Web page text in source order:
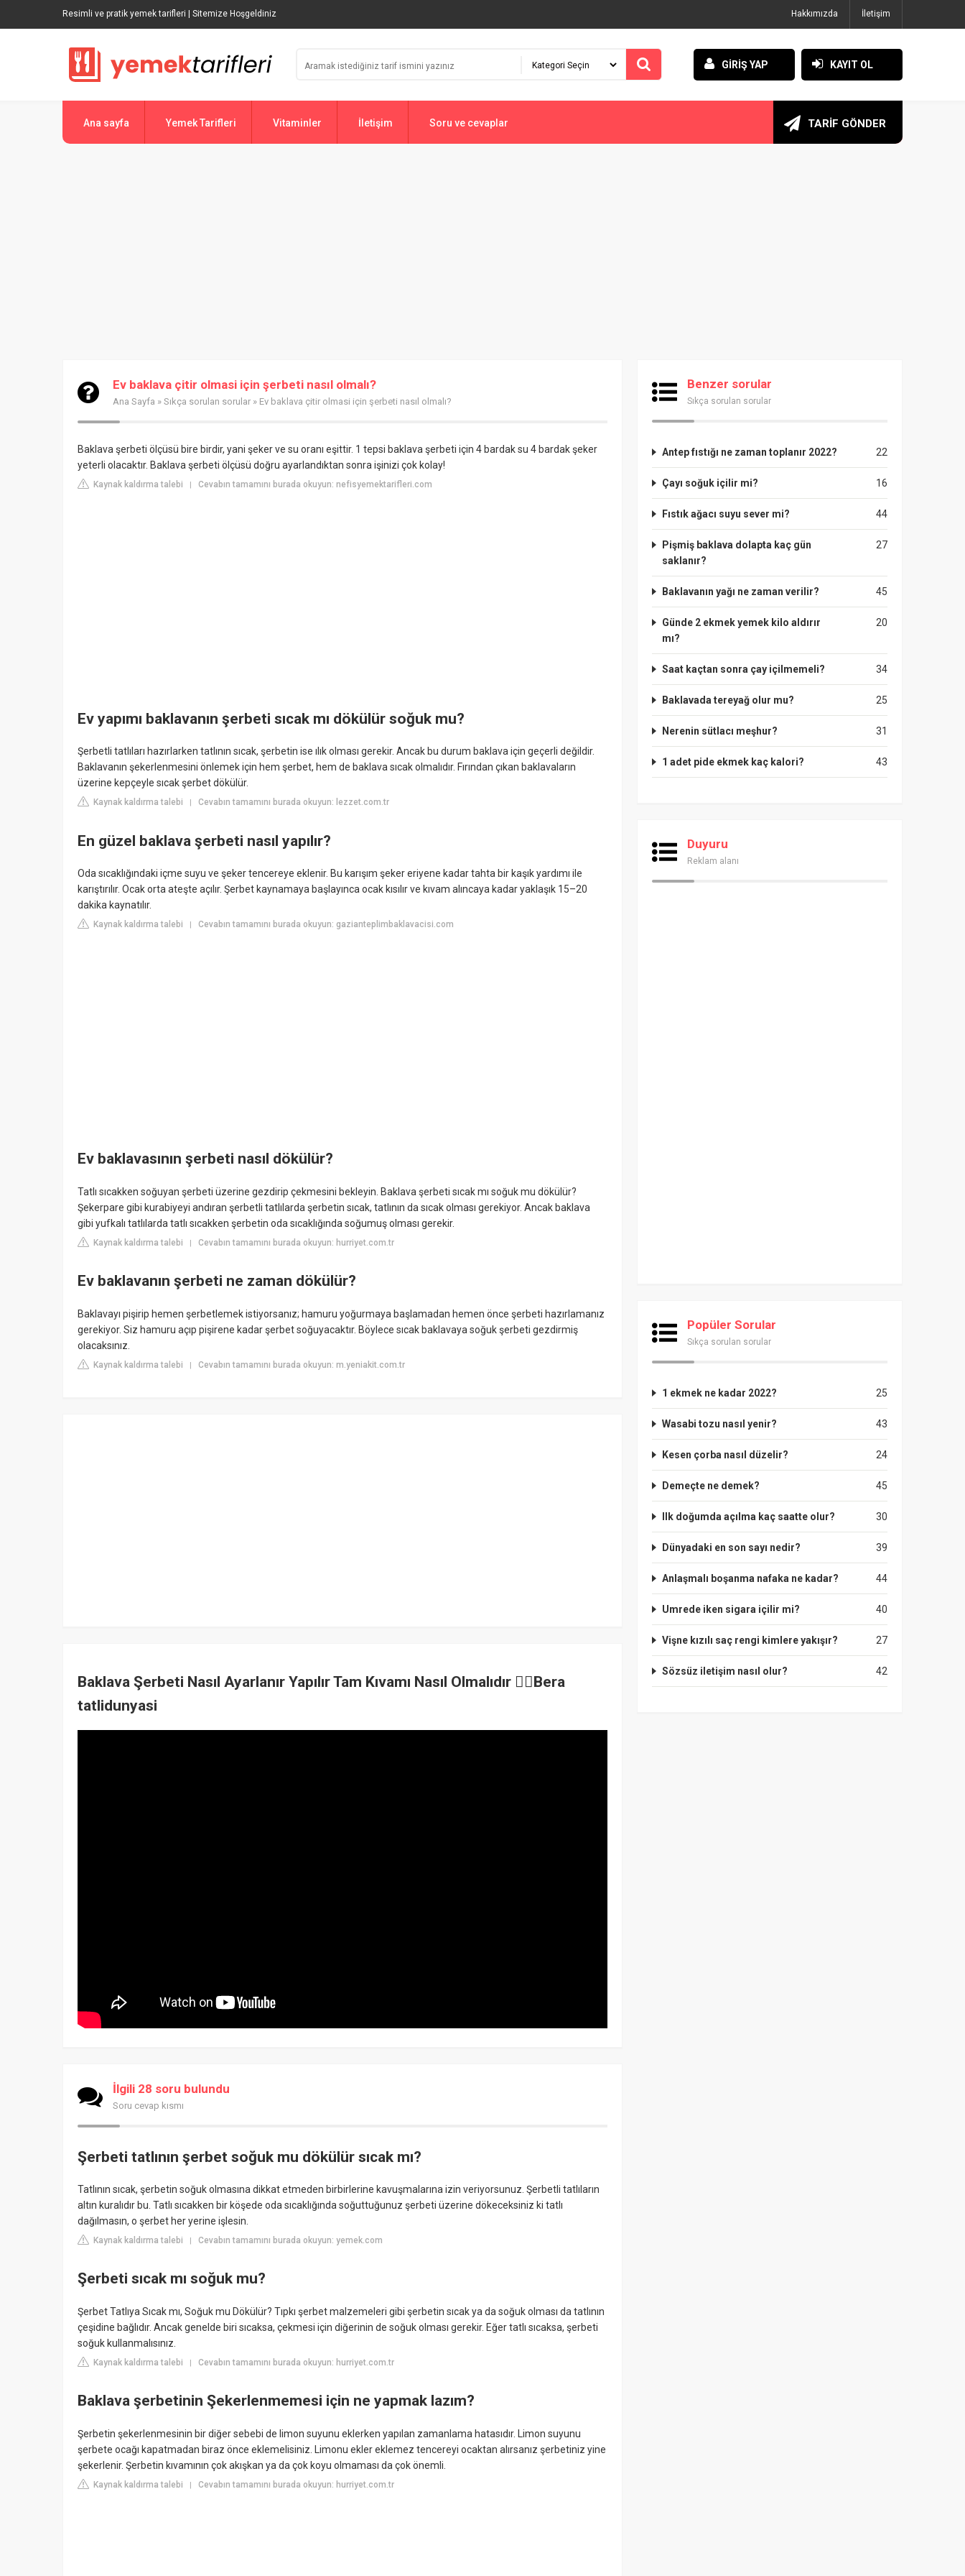
Resimli ve pratik yemek tarifleri | Sitemize Hoşgeldiniz Hakkımızda İletişim
GİRİŞ YAP KAYIT OL
Ana sayfa Yemek Tarifleri Vitaminler İletişim Soru ve cevaplar TARİF GÖNDER
Ev baklava çitir olmasi için şerbeti nasıl olmalı?
Ana Sayfa » Sıkça sorulan sorular » Ev baklava çitir olmasi için şerbeti nasıl olmalı?
Baklava şerbeti ölçüsü bire birdir, yani şeker ve su oranı eşittir. 1 tepsi baklava şerbeti için 4 bardak su 4 bardak şeker
yeterli olacaktır. Baklava şerbeti ölçüsü doğru ayarlandıktan sonra işinizi çok kolay!
Kaynak kaldırma talebi | Cevabın tamamını burada okuyun: nefisyemektarifleri.com
Ev yapımı baklavanın şerbeti sıcak mı dökülür soğuk mu?
Şerbetli tatlıları hazırlarken tatlının sıcak, şerbetin ise ılık olması gerekir. Ancak bu durum baklava için geçerli değildir.
Baklavanın şekerlenmesini önlemek için hem şerbet, hem de baklava sıcak olmalıdır. Fırından çıkan baklavaların
üzerine kepçeyle sıcak şerbet dökülür.
Kaynak kaldırma talebi Cevabın tamamını burada okuyun: lezzet.com.tr
En güzel baklava şerbeti nasıl yapılır?
Oda sıcaklığındaki içme suyu ve şeker tencereye eklenir. Bu karışım şeker eriyene kadar tahta bir kaşık yardımı ile
karıştırılır. Ocak orta ateşte açılır. Şerbet kaynamaya başlayınca ocak kısılır ve kıvam alıncaya kadar yaklaşık 15–20
dakika kaynatılır.
Kaynak kaldırma talebi Cevabın tamamını burada okuyun: gazianteplimbaklavacisi.com
Ev baklavasının şerbeti nasıl dökülür?
Tatlı sıcakken soğuyan şerbeti üzerine gezdirip çekmesini bekleyin. Baklava şerbeti sıcak mı soğuk mu dökülür?
Şekerpare gibi kurabiyeyi andıran şerbetli tatlılarda şerbetin sıcak, tatlının da sıcak olması gerekiyor. Ancak baklava
gibi yufkalı tatlılarda tatlı sıcakken şerbetin oda sıcaklığında soğumuş olması gerekir.
Kaynak kaldırma talebi | Cevabın tamamını burada okuyun: hurriyet.com.tr
Ev baklavanın şerbeti ne zaman dökülür?
Baklavayı pişirip hemen şerbetlemek istiyorsanız; hamuru yoğurmaya başlamadan hemen önce şerbeti hazırlamanız
gerekiyor. Siz hamuru açıp pişirene kadar şerbet soğuyacaktır. Böylece sıcak baklavaya soğuk şerbeti gezdirmiş
olacaksınız.
Kaynak kaldırma talebi | Cevabın tamamını burada okuyun: m.yeniakit.com.tr
Baklava Şerbeti Nasıl Ayarlanır Yapılır Tam Kıvamı Nasıl Olmalıdır 👉🏻Bera
tatlidunyasi
İlgili 28 soru bulundu
Soru cevap kısmı
Şerbeti tatlının şerbet soğuk mu dökülür sıcak mı?
Tatlının sıcak, şerbetin soğuk olmasına dikkat etmeden birbirlerine kavuşmalarına izin veriyorsunuz. Şerbetli tatlıların
altın kuralıdır bu. Tatlı sıcakken bir köşede oda sıcaklığında soğuttuğunuz şerbeti üzerine dökeceksiniz ki tatlı
dağılmasın, o şerbet her yerine işlesin.
Kaynak kaldırma talebi | Cevabın tamamını burada okuyun: yemek.com
Şerbeti sıcak mı soğuk mu?
Şerbet Tatlıya Sıcak mı, Soğuk mu Dökülür? Tıpkı şerbet malzemeleri gibi şerbetin sıcak ya da soğuk olması da tatlının
çeşidine bağlıdır. Ancak genelde biri sıcaksa, çekmesi için diğerinin de soğuk olması gerekir. Eğer tatlı sıcaksa, şerbeti
soğuk kullanmalısınız.
Kaynak kaldırma talebi | Cevabın tamamını burada okuyun: hurriyet.com.tr
Baklava şerbetinin Şekerlenmemesi için ne yapmak lazım?
Şerbetin şekerlenmesinin bir diğer sebebi de limon suyunu eklerken yapılan zamanlama hatasıdır. Limon suyunu
şerbete ocağı kapatmadan biraz önce eklemelisiniz. Limonu ekler eklemez tencereyi ocaktan alırsanız şerbetiniz yine
şekerlenir. Şerbetin kıvamının çok akışkan ya da çok koyu olmaması da çok önemli.
Kaynak kaldırma talebi | Cevabın tamamını burada okuyun: hurriyet.com.tr
Benzer sorular
Sıkça sorulan sorular
22
Antep fıstığı ne zaman toplanır 2022?
16
Çayı soğuk içilir mi?
44
Fıstık ağacı suyu sever mi?
27
Pişmiş baklava dolapta kaç gün
saklanır?
45
Baklavanın yağı ne zaman verilir?
20
Günde 2 ekmek yemek kilo aldırır
mı?
34
Saat kaçtan sonra çay içilmemeli?
25
Baklavada tereyağ olur mu?
31
Nerenin sütlacı meşhur?
43
1 adet pide ekmek kaç kalori?
Duyuru
Reklam alanı
Popüler Sorular
Sıkça sorulan sorular
25
1 ekmek ne kadar 2022?
43
Wasabi tozu nasıl yenir?
24
Kesen çorba nasıl düzelir?
45
Demeçte ne demek?
30
Ilk doğumda açılma kaç saatte olur?
39
Dünyadaki en son sayı nedir?
44
Anlaşmalı boşanma nafaka ne kadar?
40
Umrede iken sigara içilir mi?
27
Vişne kızılı saç rengi kimlere yakışır?
42
Sözsüz iletişim nasıl olur?